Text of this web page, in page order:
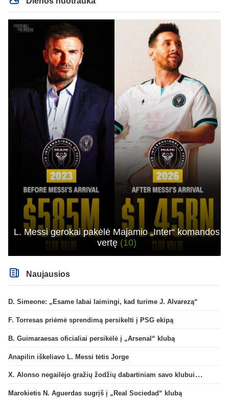
šiaip sau paleidžia jį. Sėkmės jam Barcoje, galės su savo korešais iš
rinktinės kartu pažaisti karjeros saulėlydyje.
L. Messi gerokai pakėlė Majamio „Inter“ komandos
vertę (10)
Naujausios
D. Simeone: „Esame labai laimingi, kad turime J. Alvarezą“
F. Torresas priėmė sprendimą persikelti į PSG ekipą
B. Guimaraesas oficialiai persikėlė į „Arsenal“ klubą
Anapilin iškeliavo L. Messi tėtis Jorge
X. Alonso negailėjo gražių žodžių dabartiniam savo klubui „Chelsea“
Marokietis N. Aguerdas sugrįš į „Real Sociedad“ klubą